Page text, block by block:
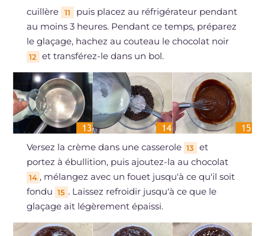
cuillère
11
puis placez au réfrigérateur pendant
au moins 3 heures. Pendant ce temps, préparez
le glaçage, hachez au couteau le chocolat noir
12 et transférez-le dans un bol.
Versez la crème dans une casserole 13
et
portez à ébullition, puis ajoutez-la au chocolat
14 , mélangez avec un fouet jusqu'à ce qu'il soit
fondu 15 . Laissez refroidir jusqu'à ce que le
glaçage ait légèrement épaissi.